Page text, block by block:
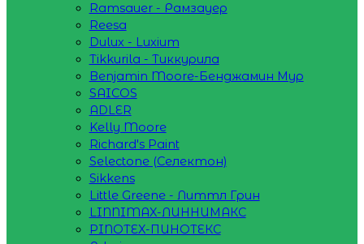
Ramsauer - Рамзауер
Reesa
Dulux - Luxium
Tikkurila - Тиккурила
Benjamin Moore-Бенджамин Мур
SAICOS
ADLER
Kelly Moore
Richard's Paint
Selectone (Селектон)
Sikkens
Little Greene - Литтл Грин
LINNIMAX-ЛИННИМАКС
PINOTEX-ПИНОТЕКС